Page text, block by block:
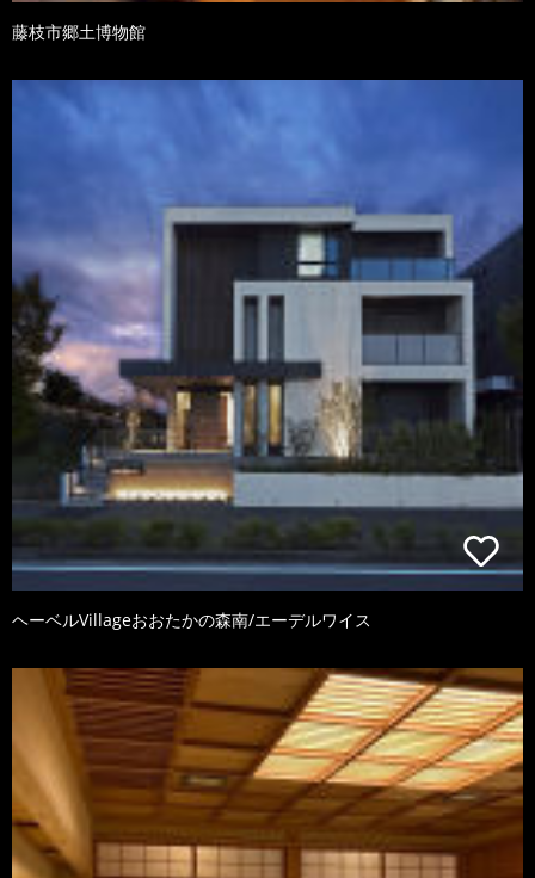
藤枝市郷土博物館
ヘーベルVillageおおたかの森南/エーデルワイス